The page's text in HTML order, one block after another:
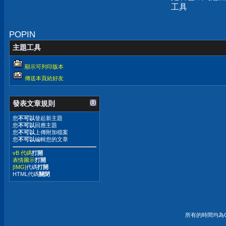
工具
POPIN
主題工具
顯示可列印版本
傳送本頁給好友
發表文章規則
您不可以發起新主題
您不可以 回應主題
您不可以 上傳附加檔案
您不可以編輯您的文章
vB 代碼打開
表情圖示打開
[IMG]代碼打開
HTML代碼關閉
所有的時間均為